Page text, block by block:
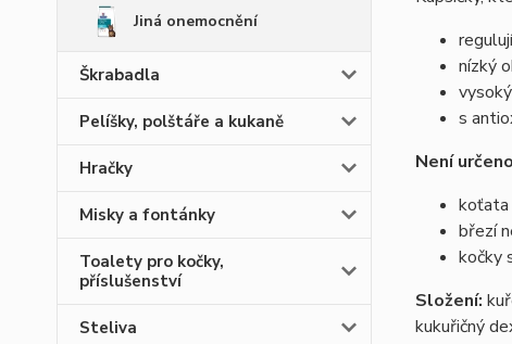
Jiná onemocnění
Škrabadla
Pelíšky, polštáře a kukaně
Hračky
Misky a fontánky
Toalety pro kočky,
příslušenství
Steliva
nízký
s
Není
koťata
březí
kočky
Složení:
kukuřičný